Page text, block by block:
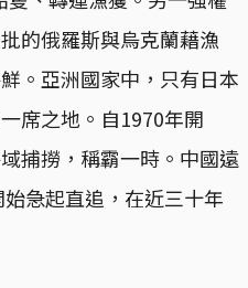
的俄羅斯與烏克蘭藉漁
。亞洲國家中，只有日本
席之地。自1970年開
捕撈，稱霸一時。中國遠
急起直追，在近三十年